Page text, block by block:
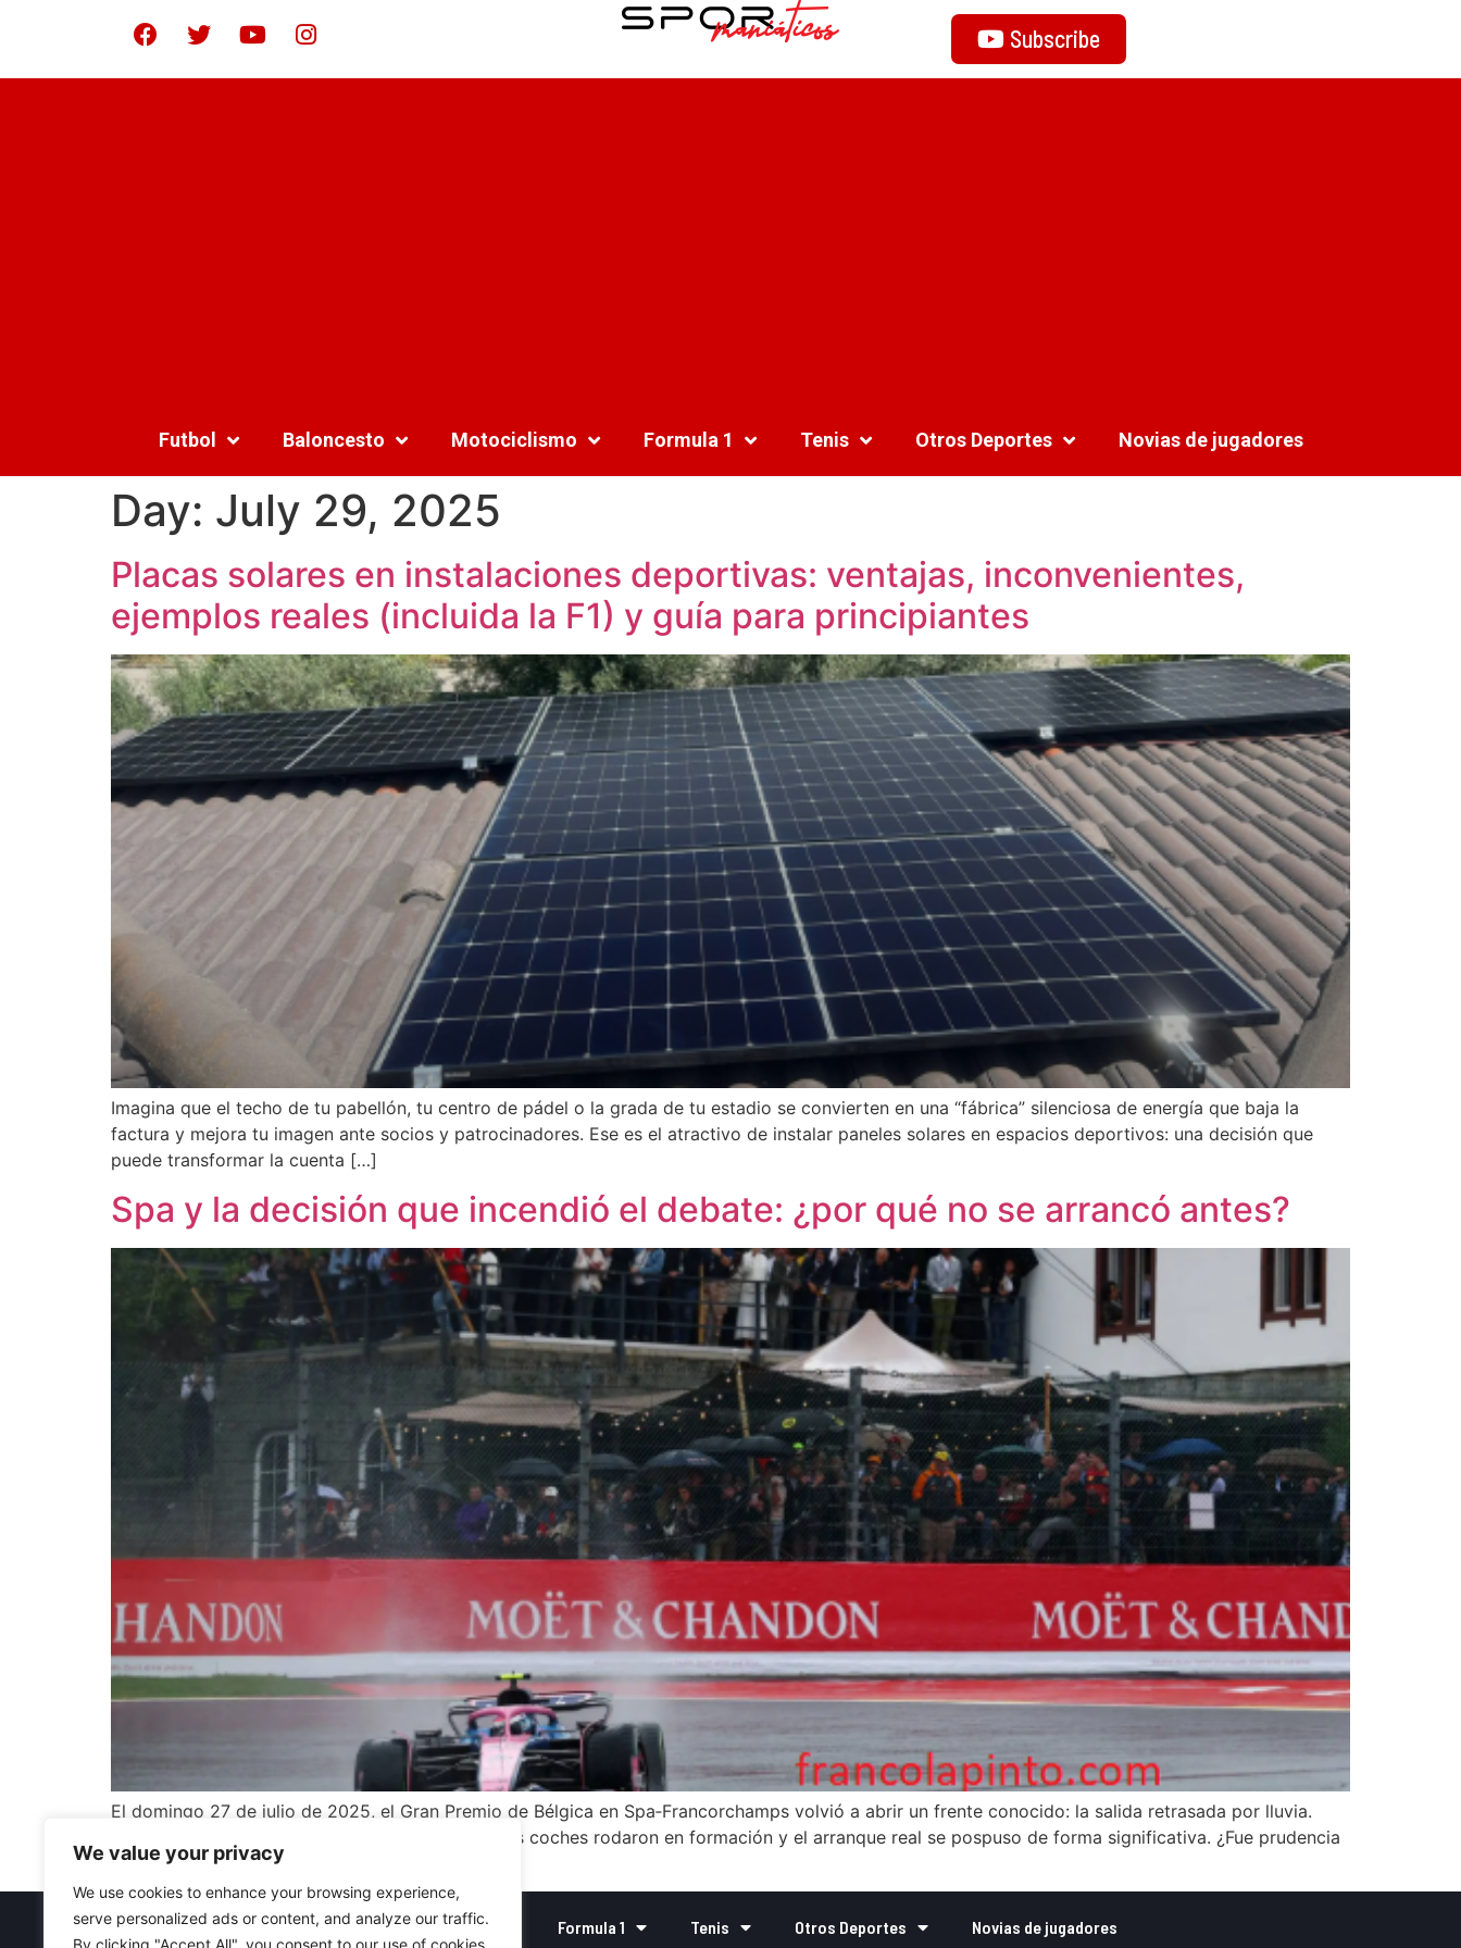
We value your privacy
We use cookies to enhance your browsing experience,
serve personalized ads or content, and analyze our traffic.
By clicking "Accept All", you consent to our use of cookies.
Subscribe
Futbol Baloncesto Motociclismo Formula 1 Tenis Otros Deportes Novias de jugadores
Day: July 29, 2025
Placas solares en instalaciones deportivas: ventajas, inconvenientes,
ejemplos reales (incluida la F1) y guía para principiantes
Imagina que el techo de tu pabellón, tu centro de pádel o la grada de tu estadio se convierten en una “fábrica” silenciosa de energía que baja la
factura y mejora tu imagen ante socios y patrocinadores. Ese es el atractivo de instalar paneles solares en espacios deportivos: una decisión que
puede transformar la cuenta […]
Spa y la decisión que incendió el debate: ¿por qué no se arrancó antes?
El domingo 27 de julio de 2025, el Gran Premio de Bélgica en Spa‑Francorchamps volvió a abrir un frente conocido: la salida retrasada por lluvia.
Dirección de Carrera detuvo el procedimiento, los coches rodaron en formación y el arranque real se pospuso de forma significativa. ¿Fue prudencia
necesaria o exceso de cautela que apagó la […]
Futbol Baloncesto Motociclismo Formula 1 Tenis Otros Deportes Novias de jugadores